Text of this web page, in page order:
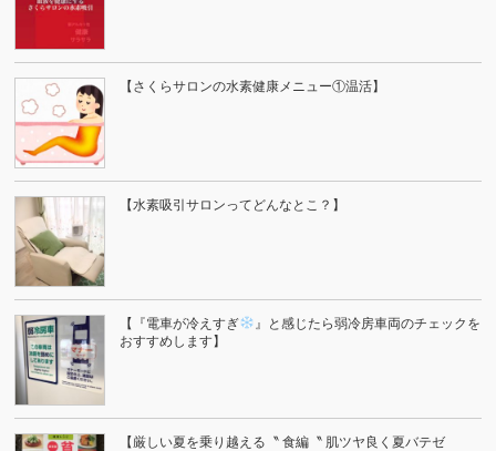
【さくらサロンの水素健康メニュー①温活】
【水素吸引サロンってどんなとこ？】
【『電車が冷えすぎ
』と感じたら弱冷房車両のチェックを
おすすめします】
【厳しい夏を乗り越える〝 食編〝 肌ツヤ良く夏バテゼ